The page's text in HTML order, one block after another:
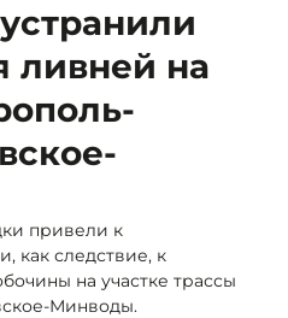
ливней на
привели к
как следствие, к
на участке трассы
Минводы.